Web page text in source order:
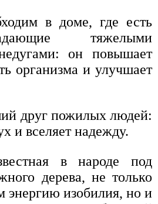
в доме, где есть
тяжелыми
он повышает
организма и улучшает
друг пожилых людей:
и вселяет надежду.
в народе под
дерева, не только
энергию изобилия, но и